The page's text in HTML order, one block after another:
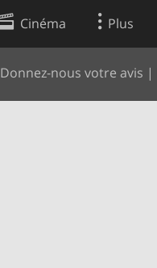
Cinéma Plus
Donnez-nous votre avis |
Web